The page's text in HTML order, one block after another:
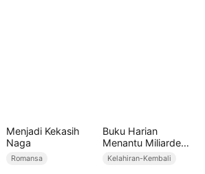
Menjadi Kekasih
Naga
Romansa
Buku Harian
Menantu Miliarder
(Sulih Suara)
Kelahiran-Kembali